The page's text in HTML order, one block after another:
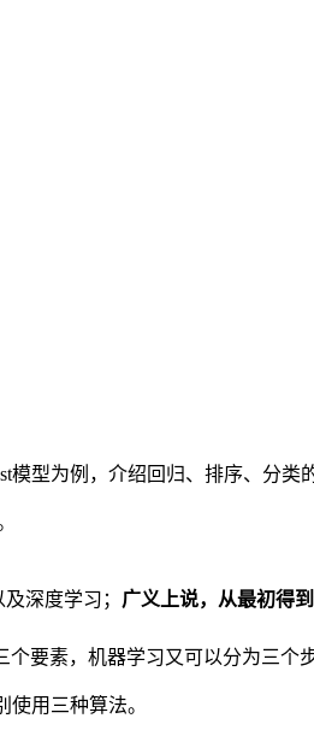
型为例，介绍回归、排序、分
深度学习； 广义上说，从最初得
要素，机器学习又可以分为三个
用三种算法。